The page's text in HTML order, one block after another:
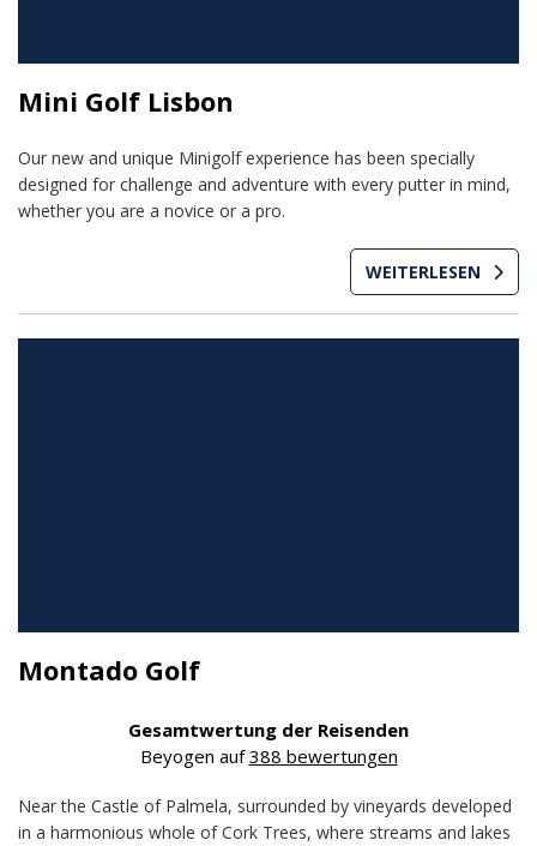
Mini Golf Lisbon
Our new and unique Minigolf experience has been specially
designed for challenge and adventure with every putter in mind,
whether you are a novice or a pro.
WEITERLESEN
Montado Golf
Gesamtwertung der Reisenden
Beyogen auf388 bewertungen
Near the Castle of Palmela, surrounded by vineyards developed
in a harmonious whole of Cork Trees, where streams and lakes